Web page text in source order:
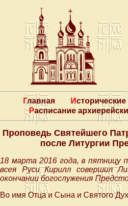
Главная
Расписание
Проповедь Святейшего
после Литургии
18 марта 2016 года, в пятницу
всея Руси Кирилл совершил
окончании богослужения
Во имя Отца и Сына и Святого